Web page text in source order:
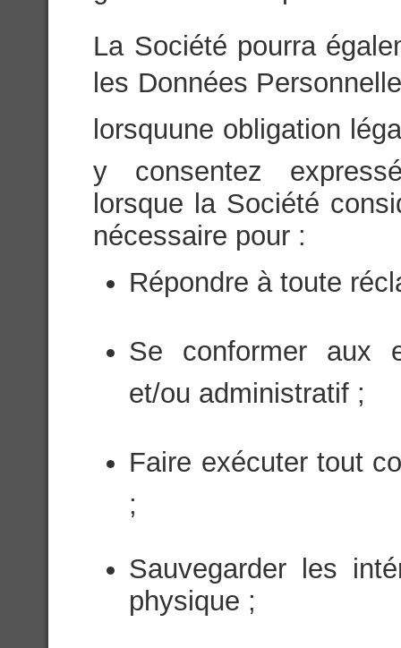
La Société pourra
les Données
lorsquune obligation
y consentez
lorsque la Société
nécessaire pour :
Répondre à toute
Se conformer aux
et/ou administratif ;
Faire exécuter tout
;
Sauvegarder les
physique ;